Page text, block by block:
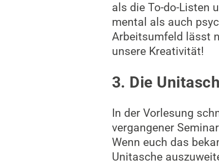
als die To-do-Listen
mental als auch
Arbeitsumfeld lässt
unsere Kreativität!
3. Die
In der Vorlesung
vergangener
Wenn euch das
Unitasche